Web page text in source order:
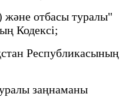
отбасы туралы"
Кодексі;
Республикасының
заңнаманы